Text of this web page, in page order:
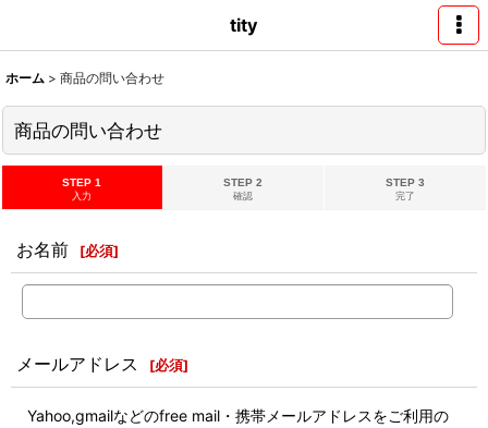
tity
ホーム > 商品の問い合わせ
商品の問い合わせ
STEP 1
入力
STEP 2
確認
STEP 3
完了
お名前 [必須]
メールアドレス [必須]
Yahoo,gmailなどのfree mail・携帯メールアドレスをご利用の